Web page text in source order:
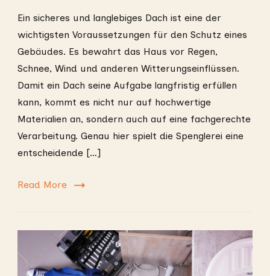
Ein sicheres und langlebiges Dach ist eine der
wichtigsten Voraussetzungen für den Schutz eines
Gebäudes. Es bewahrt das Haus vor Regen,
Schnee, Wind und anderen Witterungseinflüssen.
Damit ein Dach seine Aufgabe langfristig erfüllen
kann, kommt es nicht nur auf hochwertige
Materialien an, sondern auch auf eine fachgerechte
Verarbeitung. Genau hier spielt die Spenglerei eine
entscheidende […]
Read More